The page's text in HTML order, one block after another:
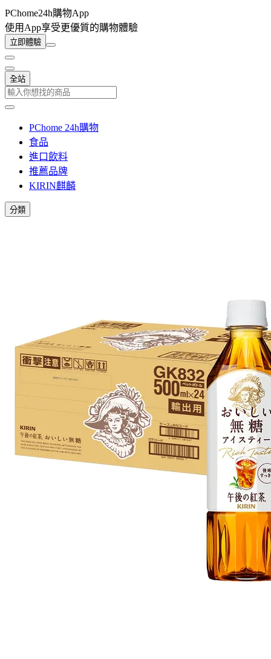
PChome24h購物App
使用App享受更優質的購物體驗
立即體驗
全站
PChome 24h購物
食品
進口飲料
推薦品牌
KIRIN麒麟
分類